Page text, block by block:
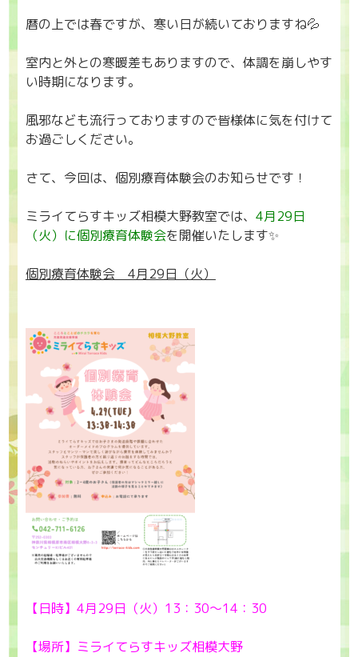
暦の上では春ですが、寒い日が続いておりますね💦
室内と外との寒暖差もありますので、体調を崩しやす
い時期になります。
風邪なども流行っておりますので皆様体に気を付けて
お過ごしください。
さて、今回は、個別療育体験会のお知らせです！
ミライてらすキッズ相模大野教室では、 4月29日
（火）に個別療育体験会を開催いたします✨
個別療育体験会 4月29日（火）
【日時】4月29日（火）13：30～14：30
【場所】ミライてらすキッズ相模大野